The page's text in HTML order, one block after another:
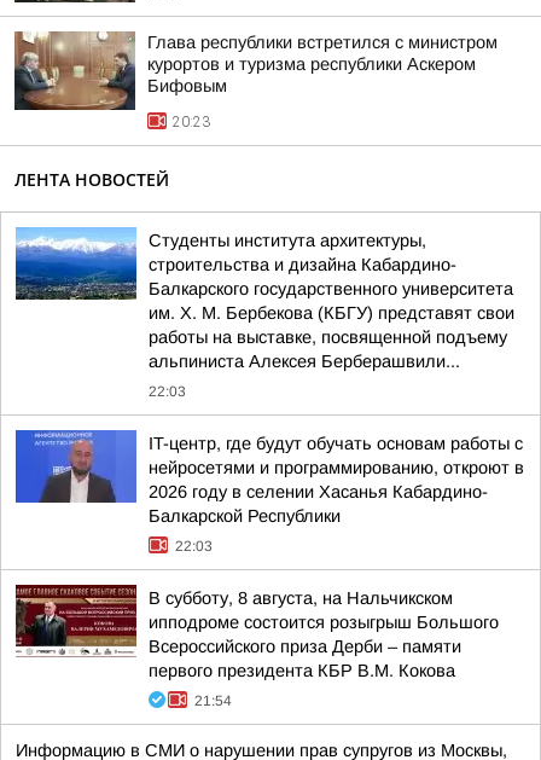
Глава республики встретился с министром
курортов и туризма республики Аскером
Бифовым
20:23
ЛЕНТА НОВОСТЕЙ
Студенты института архитектуры,
строительства и дизайна Кабардино-
Балкарского государственного университета
им. Х. М. Бербекова (КБГУ) представят свои
работы на выставке, посвященной подъему
альпиниста Алексея Берберашвили...
22:03
IT-центр, где будут обучать основам работы с
нейросетями и программированию, откроют в
2026 году в селении Хасанья Кабардино-
Балкарской Республики
22:03
В субботу, 8 августа, на Нальчикском
ипподроме состоится розыгрыш Большого
Всероссийского приза Дерби – памяти
первого президента КБР В.М. Кокова
21:54
Информацию в СМИ о нарушении прав супругов из Москвы,